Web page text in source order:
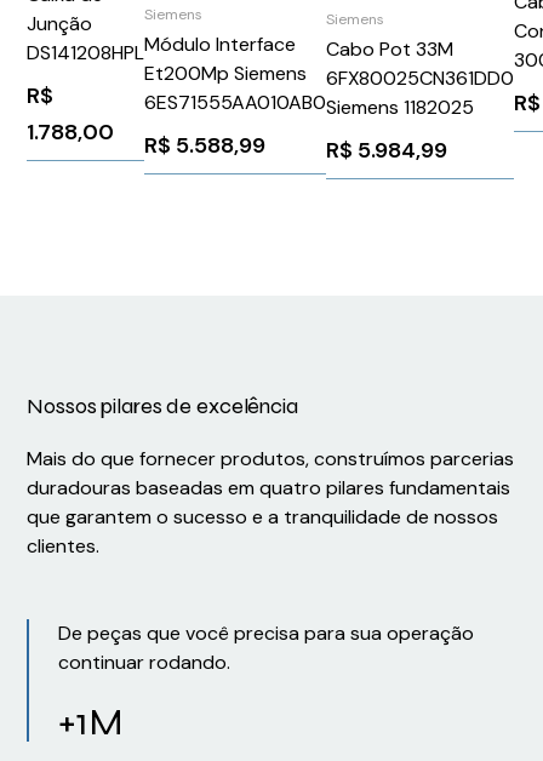
Junção
DS141208HPL
R$
1.788,00
Siemens
Módulo Interface
Et200Mp Siemens
6ES71555AA010AB0
R$ 5.588,99
Siemens
Cabo Pot 33M
6FX80025CN361DD0
Siemens 1182025
R$ 5.984,99
R$
Nossos pilares de excelência
Mais do que fornecer produtos, construímos parcerias
duradouras baseadas em quatro pilares fundamentais
que garantem o sucesso e a tranquilidade de nossos
clientes.
De peças que você precisa para sua operação
continuar rodando.
+1M